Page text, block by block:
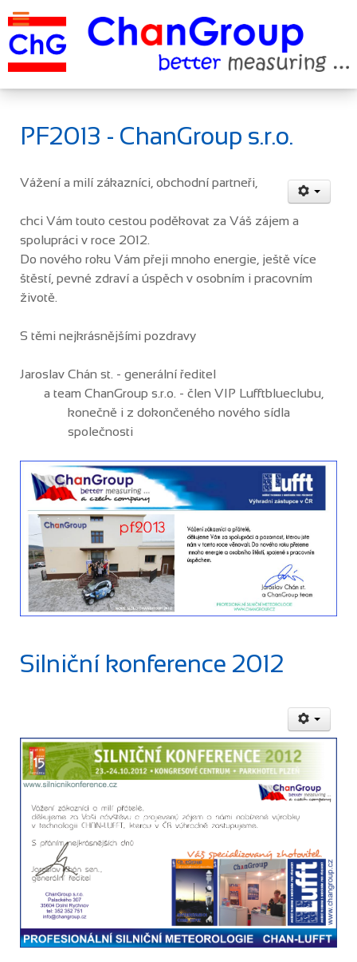
PF2013 - ChanGroup s.r.o.
Vážení a milí zákazníci, obchodní partneři,
chci Vám touto cestou poděkovat za Váš zájem a
spolupráci v roce 2012.
Do nového roku Vám přeji mnoho energie, ještě více
štěstí, pevné zdraví a úspěch v osobním i pracovním
životě.
S těmi nejkrásnějšími pozdravy
Jaroslav Chán st. - generální ředitel
a team ChanGroup s.r.o. - člen VIP Lufftblueclubu,
konečně i z dokončeného nového sídla
společnosti
Silniční konference 2012